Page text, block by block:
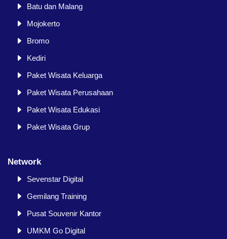
Batu dan Malang
Mojokerto
Bromo
Kediri
Paket Wisata Keluarga
Paket Wisata Perusahaan
Paket Wisata Edukasi
Paket Wisata Grup
Network
Sevenstar Digital
Gemilang Training
Pusat Souvenir Kantor
UMKM Go Digital